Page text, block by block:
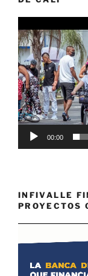
de
vídeo
00:00
INFIVALLE
PROYECTOS
de